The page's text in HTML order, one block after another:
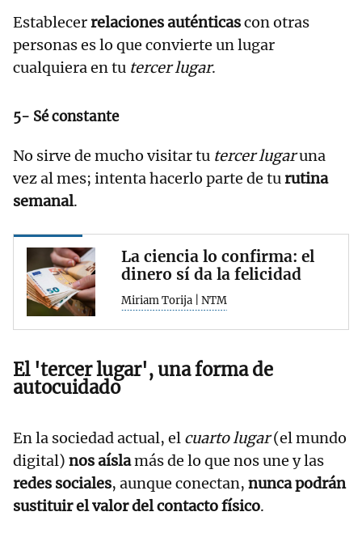
Establecerrelaciones auténticascon otras
personas es lo que convierte un lugar
cualquiera en tu tercer lugar.
5- Sé constante
No sirve de mucho visitar tu tercer lugaruna
vez al mes; intenta hacerlo parte de tu rutina
semanal.
La ciencia lo confirma: el
dinero sí da la felicidad
Miriam Torija | NTM
El 'tercer lugar', una forma de
autocuidado
En la sociedad actual, el cuarto lugar(el mundo
digital) nos aíslamás de lo que nos une y las
redes sociales, aunque conectan, nunca podrán
sustituir el valor del contacto físico.